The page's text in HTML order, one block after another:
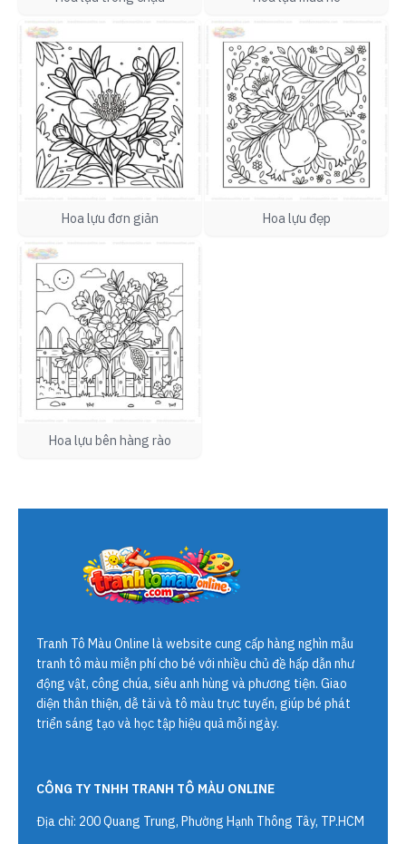
Hoa lựu đơn giản Hoa lựu đẹp
Hoa lựu bên hàng rào
Tranh Tô Màu Online là website cung cấp hàng nghìn mẫu
tranh tô màu miễn phí cho bé với nhiều chủ đề hấp dẫn như
động vật, công chúa, siêu anh hùng và phương tiện. Giao
diện thân thiện, dễ tải và tô màu trực tuyến, giúp bé phát
triển sáng tạo và học tập hiệu quả mỗi ngày.
CÔNG TY TNHH TRANH TÔ MÀU ONLINE
Địa chỉ: 200 Quang Trung, Phường Hạnh Thông Tây, TP.HCM